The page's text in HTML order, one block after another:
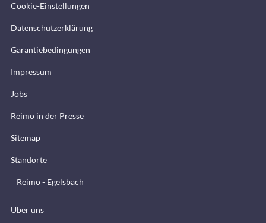
Cookie-Einstellungen
Datenschutzerklärung
Garantiebedingungen
Impressum
Jobs
Reimo in der Presse
Sitemap
Standorte
Reimo - Egelsbach
Über uns